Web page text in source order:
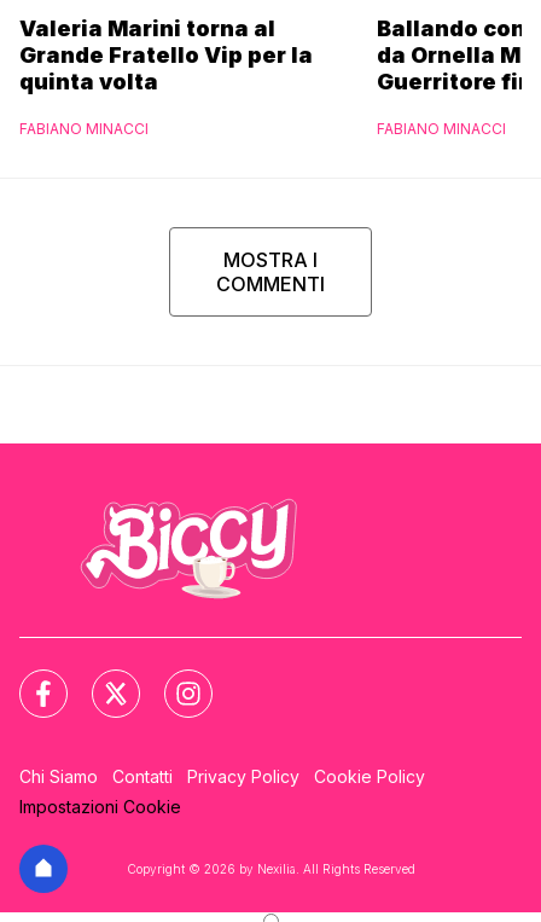
Valeria Marini torna al
Grande Fratello Vip per la
quinta volta
FABIANO MINACCI
Ballando con
da Ornella
Guerritore
l’esclusiva di
FABIANO MINACCI
MOSTRA I
COMMENTI
Chi Siamo Contatti Privacy Policy
Cookie Policy
Impostazioni Cookie
Copyright © 2026 by Nexilia. All Rights Reserved